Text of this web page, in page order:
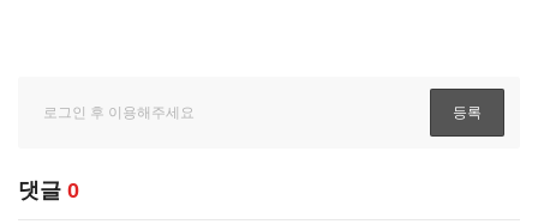
댓글 0